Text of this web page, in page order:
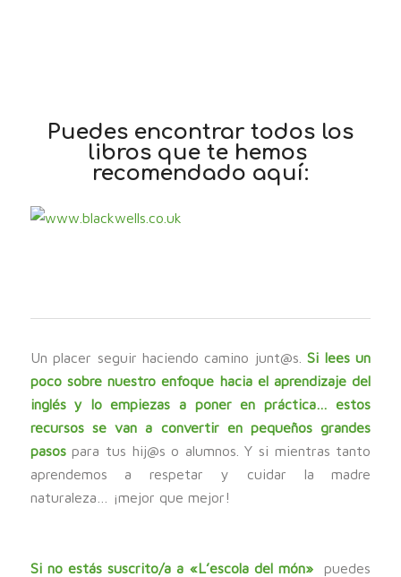
Puedes encontrar todos los
libros que te hemos
recomendado aquí:
Un placer seguir haciendo camino junt@s.Si lees un
poco sobre nuestro enfoque hacia el aprendizaje del
inglés y lo empiezas a poner en práctica… estos
recursos se van a convertir en pequeños grandes
pasospara tus hij@s o alumnos. Y si mientras tanto
aprendemos a respetar y cuidar la madre
naturaleza… ¡mejor que mejor!
Si no estás suscrito/a a «L’escola del món» puedes